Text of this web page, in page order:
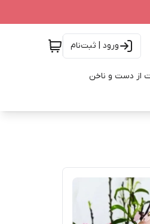
ورود | ثبت‌نام
از دست و ناخن